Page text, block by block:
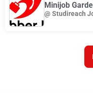
Minijob
@ Studireach